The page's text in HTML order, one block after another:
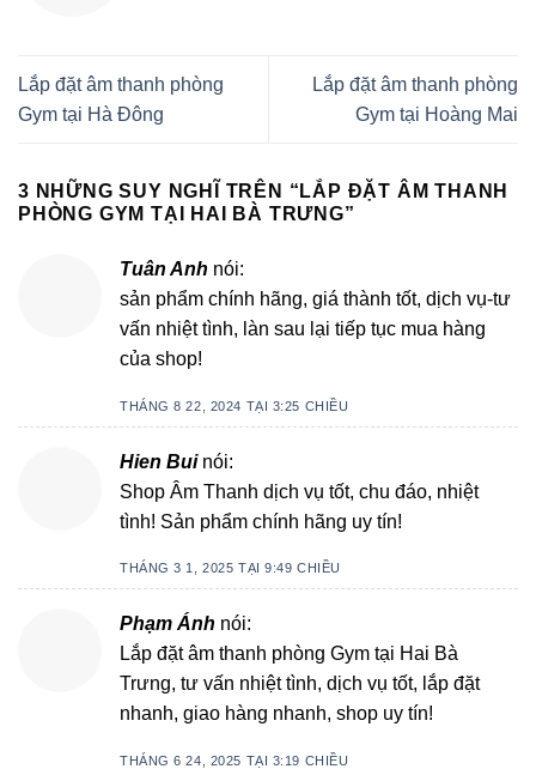
Lắp đặt âm thanh phòng
Gym tại Hà Đông
Lắp đặt âm thanh phòng
Gym tại Hoàng Mai
3 NHỮNG SUY NGHĨ TRÊN “ LẮP ĐẶT ÂM THANH
PHÒNG GYM TẠI HAI BÀ TRƯNG”
Tuân Anh nói:
sản phẩm chính hãng, giá thành tốt, dịch vụ-tư
vấn nhiệt tình, làn sau lại tiếp tục mua hàng
của shop!
THÁNG 8 22, 2024 TẠI 3:25 CHIỀU
Hien Bui nói:
Shop Âm Thanh dịch vụ tốt, chu đáo, nhiệt
tình! Sản phẩm chính hãng uy tín!
THÁNG 3 1, 2025 TẠI 9:49 CHIỀU
Phạm Ánh nói:
Lắp đặt âm thanh phòng Gym tại Hai Bà
Trưng, tư vấn nhiệt tình, dịch vụ tốt, lắp đặt
nhanh, giao hàng nhanh, shop uy tín!
THÁNG 6 24, 2025 TẠI 3:19 CHIỀU